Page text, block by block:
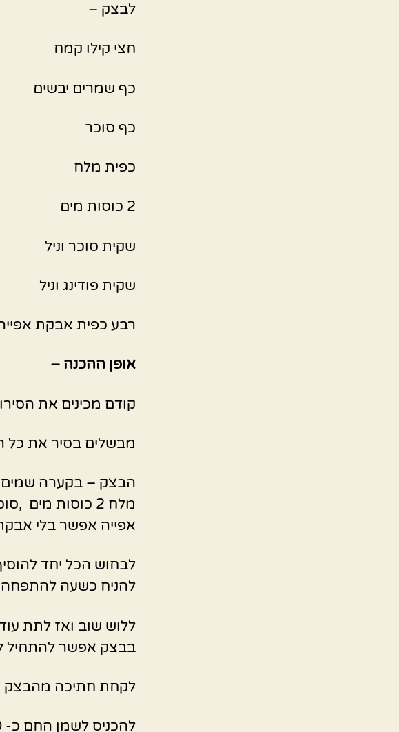
לבצק –
חצי קילו קמח
כף שמרים יבשים
כף סוכר
כפית מלח
2 כוסות מים
שקית סוכר וניל
שקית פודינג וניל
רבע כפית אבקת
אופן ההכנה –
קודם מכינים את
מבשלים בסיר את כל
הבצק – בקערה שמים
מלח 2 כוסות
אפייה אפשר בלי
לבחוש הכל יחד
להניח כשעה
בבצק אפשר להתחיל
לקחת חתיכה מהבצק
להכניס לשמן החם כ- 160 מעלות,